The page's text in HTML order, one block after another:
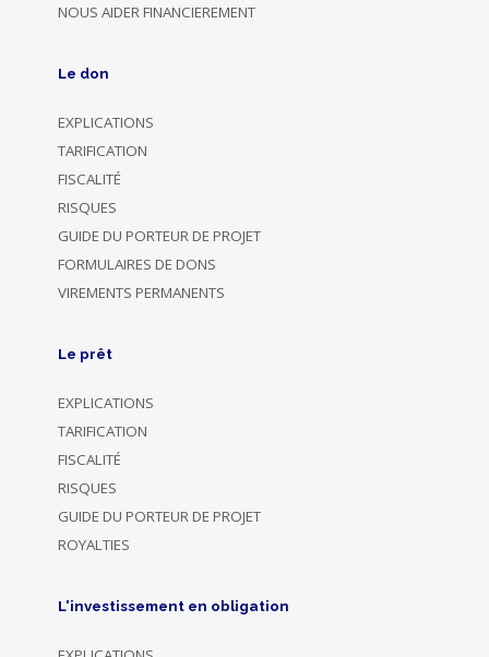
NOUS AIDER FINANCIEREMENT
Le don
EXPLICATIONS
TARIFICATION
FISCALITÉ
RISQUES
GUIDE DU PORTEUR DE PROJET
FORMULAIRES DE DONS
VIREMENTS PERMANENTS
Le prêt
EXPLICATIONS
TARIFICATION
FISCALITÉ
RISQUES
GUIDE DU PORTEUR DE PROJET
ROYALTIES
L'investissement en obligation